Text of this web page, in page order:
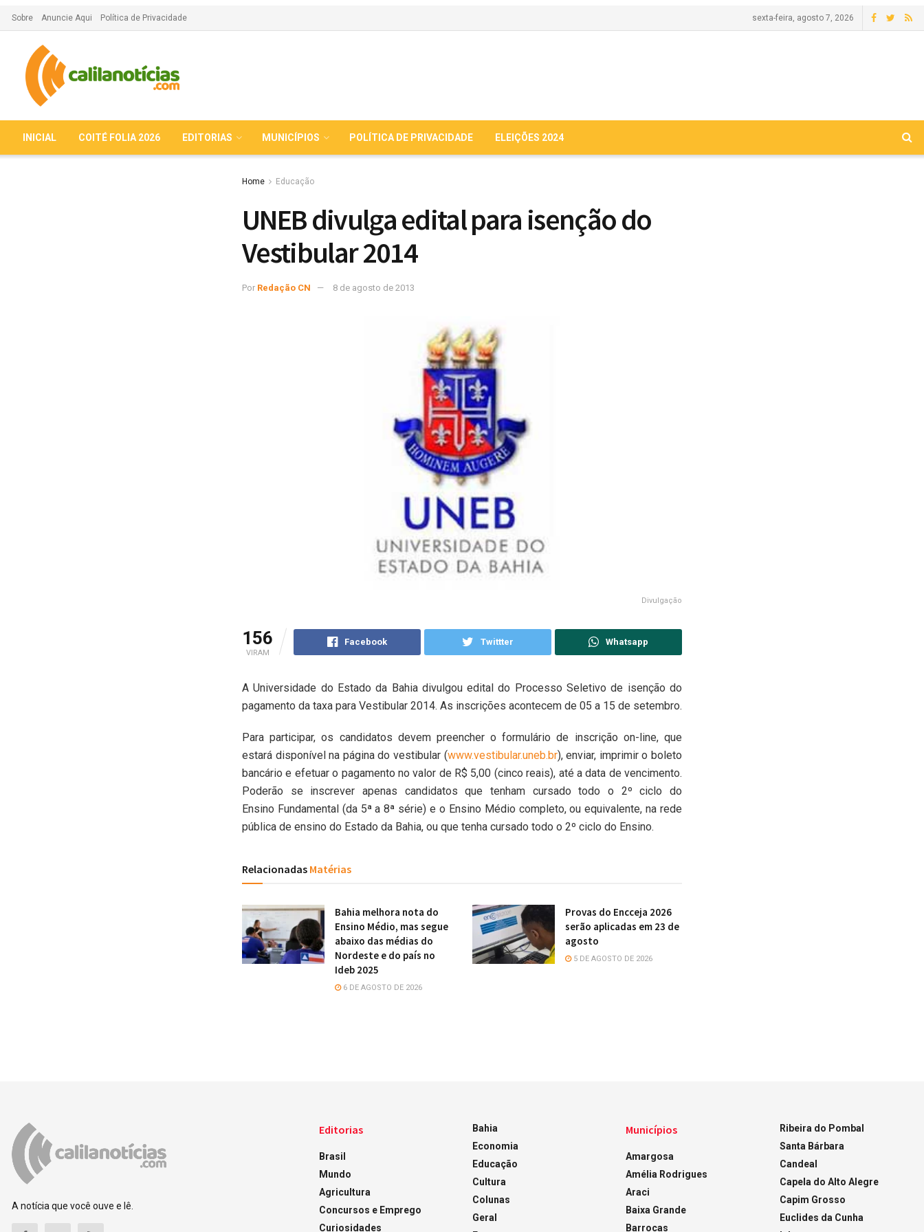
Sobre Anuncie Aqui Política de Privacidade sexta-feira, agosto 7, 2026
INICIAL COITÉ FOLIA 2026 EDITORIAS MUNICÍPIOS POLÍTICA DE PRIVACIDADE ELEIÇÕES 2024
Home Educação
UNEB divulga edital para isenção do
Vestibular 2014
Por Redação CN 8 de agosto de 2013
Divulgação
156
VIRAM
Facebook Twittter Whatsapp
A Universidade do Estado da Bahia divulgou edital do Processo Seletivo de isenção do
pagamento da taxa para Vestibular 2014. As inscrições acontecem de 05 a 15 de setembro.
Para participar, os candidatos devem preencher o formulário de inscrição on-line, que
estará disponível na página do vestibular (www.vestibular.uneb.br), enviar, imprimir o boleto
bancário e efetuar o pagamento no valor de R$ 5,00 (cinco reais), até a data de vencimento.
Poderão se inscrever apenas candidatos que tenham cursado todo o 2º ciclo do
Ensino Fundamental (da 5ª a 8ª série) e o Ensino Médio completo, ou equivalente, na rede
pública de ensino do Estado da Bahia, ou que tenha cursado todo o 2º ciclo do Ensino.
Relacionadas Matérias
Bahia melhora nota do
Ensino Médio, mas segue
abaixo das médias do
Nordeste e do país no
Ideb 2025
6 DE AGOSTO DE 2026
Provas do Encceja 2026
serão aplicadas em 23 de
agosto
5 DE AGOSTO DE 2026
A notícia que você ouve e lê.
Editorias
Brasil
Mundo
Agricultura
Concursos e Emprego
Curiosidades
Bahia
Economia
Educação
Cultura
Colunas
Geral
Municípios
Amargosa
Amélia Rodrigues
Araci
Baixa Grande
Barrocas
Ribeira do Pombal
Santa Bárbara
Candeal
Capela do Alto Alegre
Capim Grosso
Euclides da Cunha